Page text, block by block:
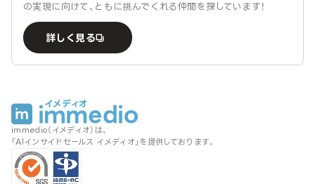
の実現に向けて、ともに挑んでくれる仲間を探しています！
詳しく見る
immedio（イメディオ）は、
「AIインサイドセールス イメディオ」を提供しております。